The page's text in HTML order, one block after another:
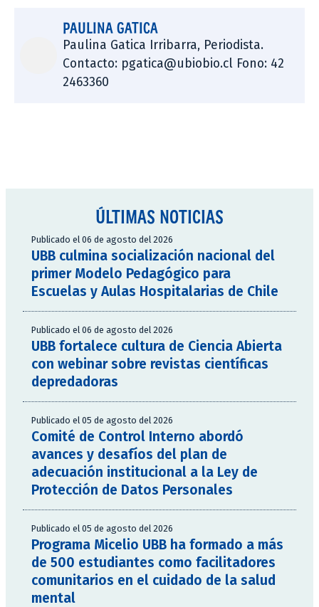
PAULINA GATICA
Paulina Gatica Irribarra, Periodista.
Contacto: pgatica@ubiobio.cl Fono: 42
2463360
ÚLTIMAS NOTICIAS
Publicado el 06 de agosto del 2026
UBB culmina socialización nacional del
primer Modelo Pedagógico para
Escuelas y Aulas Hospitalarias de Chile
Publicado el 06 de agosto del 2026
UBB fortalece cultura de Ciencia Abierta
con webinar sobre revistas científicas
depredadoras
Publicado el 05 de agosto del 2026
Comité de Control Interno abordó
avances y desafíos del plan de
adecuación institucional a la Ley de
Protección de Datos Personales
Publicado el 05 de agosto del 2026
Programa Micelio UBB ha formado a más
de 500 estudiantes como facilitadores
comunitarios en el cuidado de la salud
mental